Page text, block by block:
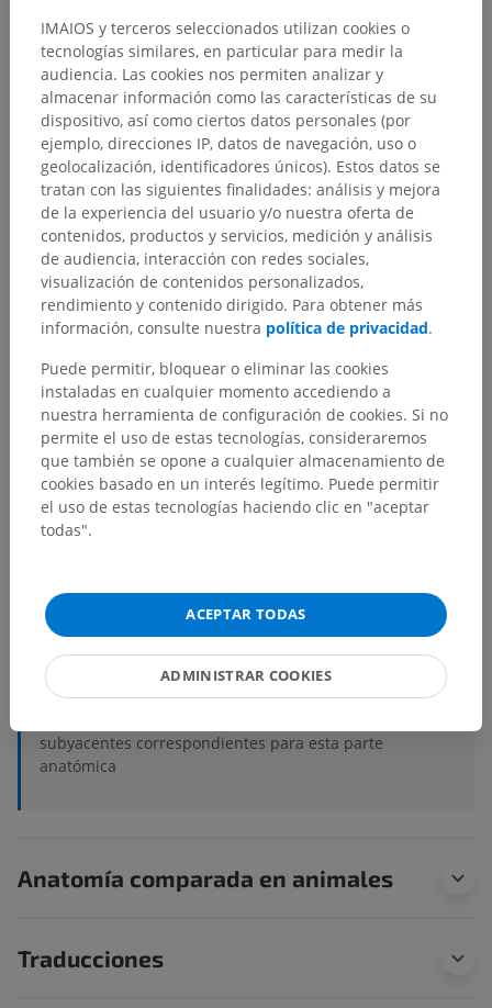
Jerarquía anatómica
Anatomía humana 2
Anatomía humana 1
Sistema nervioso central> Encéfalo
Surco posterolateral
subyacentes correspondientes para esta parte
anatómica
Anatomía comparada en animales
Traducciones
IMAIOS y terceros seleccionados utilizan cookies o
tecnologías similares, en particular para medir la
audiencia. Las cookies nos permiten analizar y
almacenar información como las características de su
dispositivo, así como ciertos datos personales (por
ejemplo, direcciones IP, datos de navegación, uso o
geolocalización, identificadores únicos). Estos datos se
tratan con las siguientes finalidades: análisis y mejora
de la experiencia del usuario y/o nuestra oferta de
contenidos, productos y servicios, medición y análisis
de audiencia, interacción con redes sociales,
visualización de contenidos personalizados,
rendimiento y contenido dirigido. Para obtener más
información, consulte nuestra política de privacidad.
Puede permitir, bloquear o eliminar las cookies
instaladas en cualquier momento accediendo a
nuestra herramienta de configuración de cookies. Si no
permite el uso de estas tecnologías, consideraremos
que también se opone a cualquier almacenamiento de
cookies basado en un interés legítimo. Puede permitir
el uso de estas tecnologías haciendo clic en "aceptar
todas".
ACEPTAR TODAS
ADMINISTRAR COOKIES